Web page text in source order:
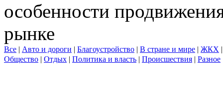
особенности
рынке
Все | Авто и дороги | Благоустройство | В стране и мире | ЖКХ
Общество | Отдых | Политика и власть | Происшествия | Разное